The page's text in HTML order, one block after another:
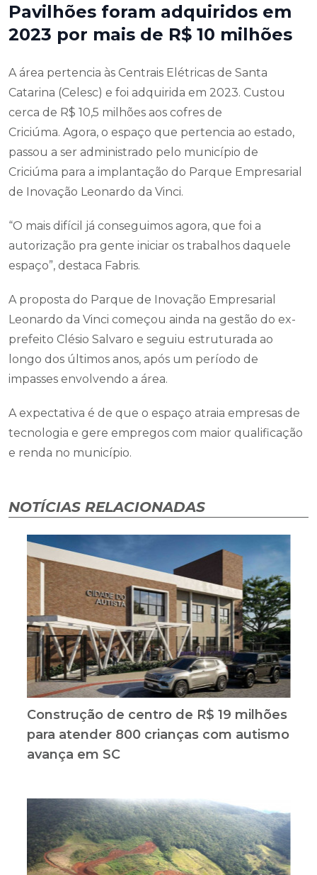
Pavilhões foram adquiridos em
2023 por mais de R$ 10 milhões
A área pertencia às Centrais Elétricas de Santa
Catarina (Celesc) e foi adquirida em 2023. Custou
cerca de R$ 10,5 milhões aos cofres de
Criciúma. Agora, o espaço que pertencia ao estado,
passou a ser administrado pelo município de
Criciúma para a implantação do Parque Empresarial
de Inovação Leonardo da Vinci.
“O mais difícil já conseguimos agora, que foi a
autorização pra gente iniciar os trabalhos daquele
espaço”, destaca Fabris.
A proposta do Parque de Inovação Empresarial
Leonardo da Vinci começou ainda na gestão do ex-
prefeito Clésio Salvaro e seguiu estruturada ao
longo dos últimos anos, após um período de
impasses envolvendo a área.
A expectativa é de que o espaço atraia empresas de
tecnologia e gere empregos com maior qualificação
e renda no município.
NOTÍCIAS RELACIONADAS
Construção de centro de R$ 19 milhões
para atender 800 crianças com autismo
avança em SC